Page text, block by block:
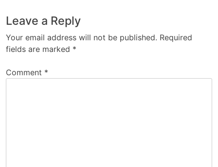
Leave a Reply
Your email address will not be published. Required
fields are marked *
Comment *